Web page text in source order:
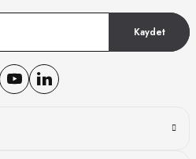
Kaydet